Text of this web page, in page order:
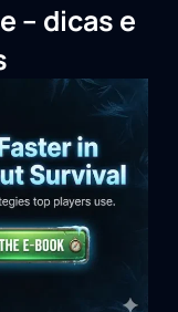
– dicas e